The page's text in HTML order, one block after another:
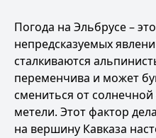
Погода на Эльбрусе –
непредсказуемых
сталкиваются
переменчива и может
смениться от
метели. Этот фактор
на вершину Кавказа